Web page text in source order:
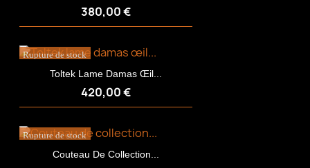
380,00 €
Toltek Lame Damas Œil...
420,00 €
Rupture de stock
Couteau De Collection...
Rupture de stock